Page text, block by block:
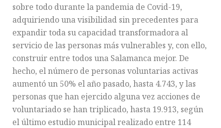
sobre todo durante la pandemia de Covid-19,
adquiriendo una visibilidad sin precedentes para
expandir toda su capacidad transformadora al
servicio de las personas más vulnerables y, con ello,
construir entre todos una Salamanca mejor. De
hecho, el número de personas voluntarias activas
aumentó un 50% el año pasado, hasta 4.743, y las
personas que han ejercido alguna vez acciones de
voluntariado se han triplicado, hasta 19.913, según
el último estudio municipal realizado entre 114